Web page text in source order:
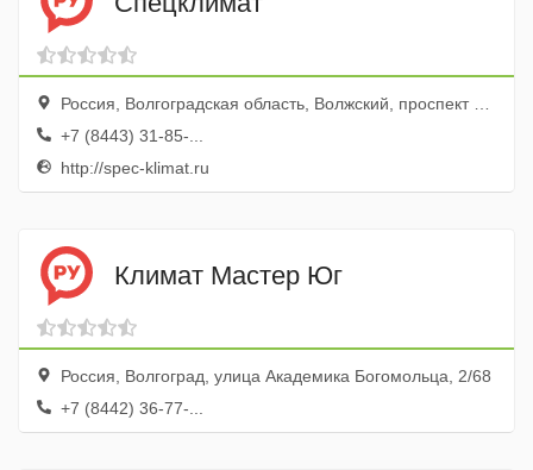
Россия, Волгоградская область, Волжский, проспект Ленина, 33
+7 (8443) 31-85-...
http://spec-klimat.ru
Климат Мастер Юг
Россия, Волгоград, улица Академика Богомольца, 2/68
+7 (8442) 36-77-...